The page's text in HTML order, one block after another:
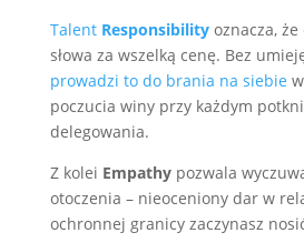
Talent Responsibilityoznacza, że
słowa za wszelką cenę. Bez
prowadzi to do brania na siebie
poczucia winy przy każdym
delegowania.
Z kolei Empathypozwala
otoczenia – nieoceniony dar w
ochronnej granicy zaczynasz